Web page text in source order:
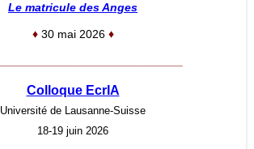
Le matricule des Anges
♦ 30 mai 2026 ♦
Colloque EcrIA
Université de Lausanne-Suisse
18-19 juin 2026